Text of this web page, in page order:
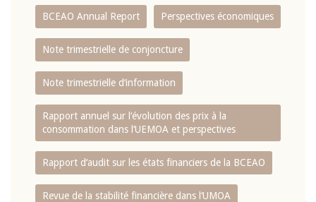
BCEAO Annual Report Perspectives économiques
Note trimestrielle de conjoncture
Note trimestrielle d‘information
Rapport annuel sur l‘évolution des prix à la
consommation dans l‘UEMOA et perspectives
Rapport d‘audit sur les états financiers de la BCEAO
Revue de la stabilité financière dans l‘UMOA